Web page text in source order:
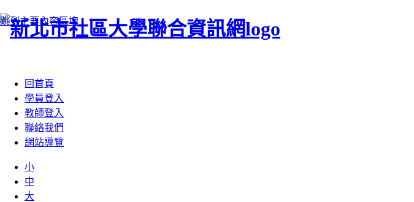
跳到主要內容區塊
回首頁
學員登入
教師登入
聯絡我們
網站導覽
小
中
大